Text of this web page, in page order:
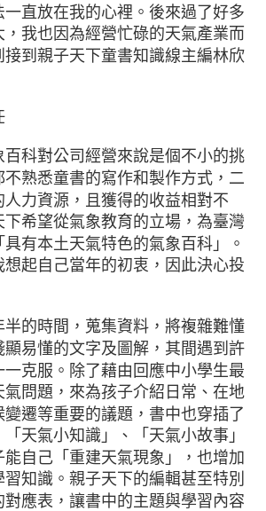
直放在我的心裡。後來過了好多
我也因為經營忙碌的天氣產業而
接到親子天下童書知識線主編林欣
科對公司經營來說是個不小的挑
熟悉童書的寫作和製作方式，二
力資源，且獲得的收益相對不
希望從氣象教育的立場，為臺灣
有本土天氣特色的氣象百科」。
起自己當年的初衷，因此決心投
半的時間，蒐集資料，將複雜難懂
顯易懂的文字及圖解，其間遇到許
克服。除了藉由回應中小學生最
問題，來為孩子介紹日常、在地
遷等重要的議題，書中也穿插了
「天氣小知識」、「天氣小故事」
自己「重建天氣現象」，也增加
知識。親子天下的編輯甚至特別
應表，讓書中的主題與學習內容